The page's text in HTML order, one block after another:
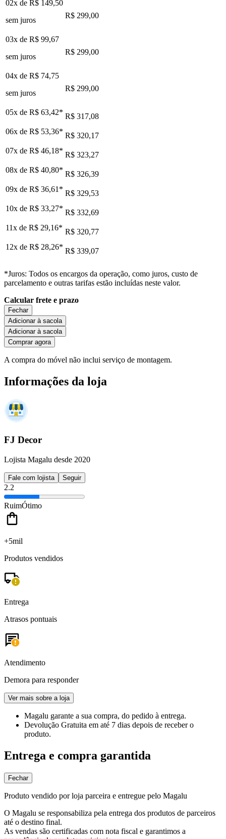
02x de R$ 149,50
sem juros
R$ 299,00
03x de R$ 99,67
sem juros
R$ 299,00
04x de R$ 74,75
sem juros
R$ 299,00
05x de R$ 63,42* R$ 317,08
06x de R$ 53,36* R$ 320,17
07x de R$ 46,18* R$ 323,27
08x de R$ 40,80* R$ 326,39
09x de R$ 36,61* R$ 329,53
10x de R$ 33,27* R$ 332,69
11x de R$ 29,16* R$ 320,77
12x de R$ 28,26* R$ 339,07
*Juros: Todos os encargos da operação, como juros, custo de
parcelamento e outras tarifas estão incluídas neste valor.
Calcular frete e prazo
Fechar
Adicionar à sacola
Adicionar à sacola
Comprar agora
A compra do móvel não inclui serviço de montagem.
Informações da loja
FJ Decor
Lojista Magalu desde 2020
Fale com lojista Seguir
2.2
RuimÓtimo
+5mil
Produtos vendidos
Entrega
Atrasos pontuais
Atendimento
Demora para responder
Ver mais sobre a loja
Magalu garante a sua compra, do pedido à entrega.
Devolução Gratuita em até 7 dias depois de receber o
produto.
Entrega e compra garantida
Fechar
Produto vendido por loja parceira e entregue pelo Magalu
O Magalu se responsabiliza pela entrega dos produtos de parceiros
até o destino final.
As vendas são certificadas com nota fiscal e garantimos a